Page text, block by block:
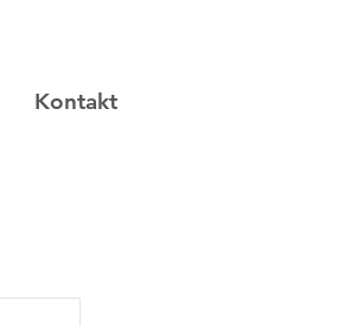
Kontakt